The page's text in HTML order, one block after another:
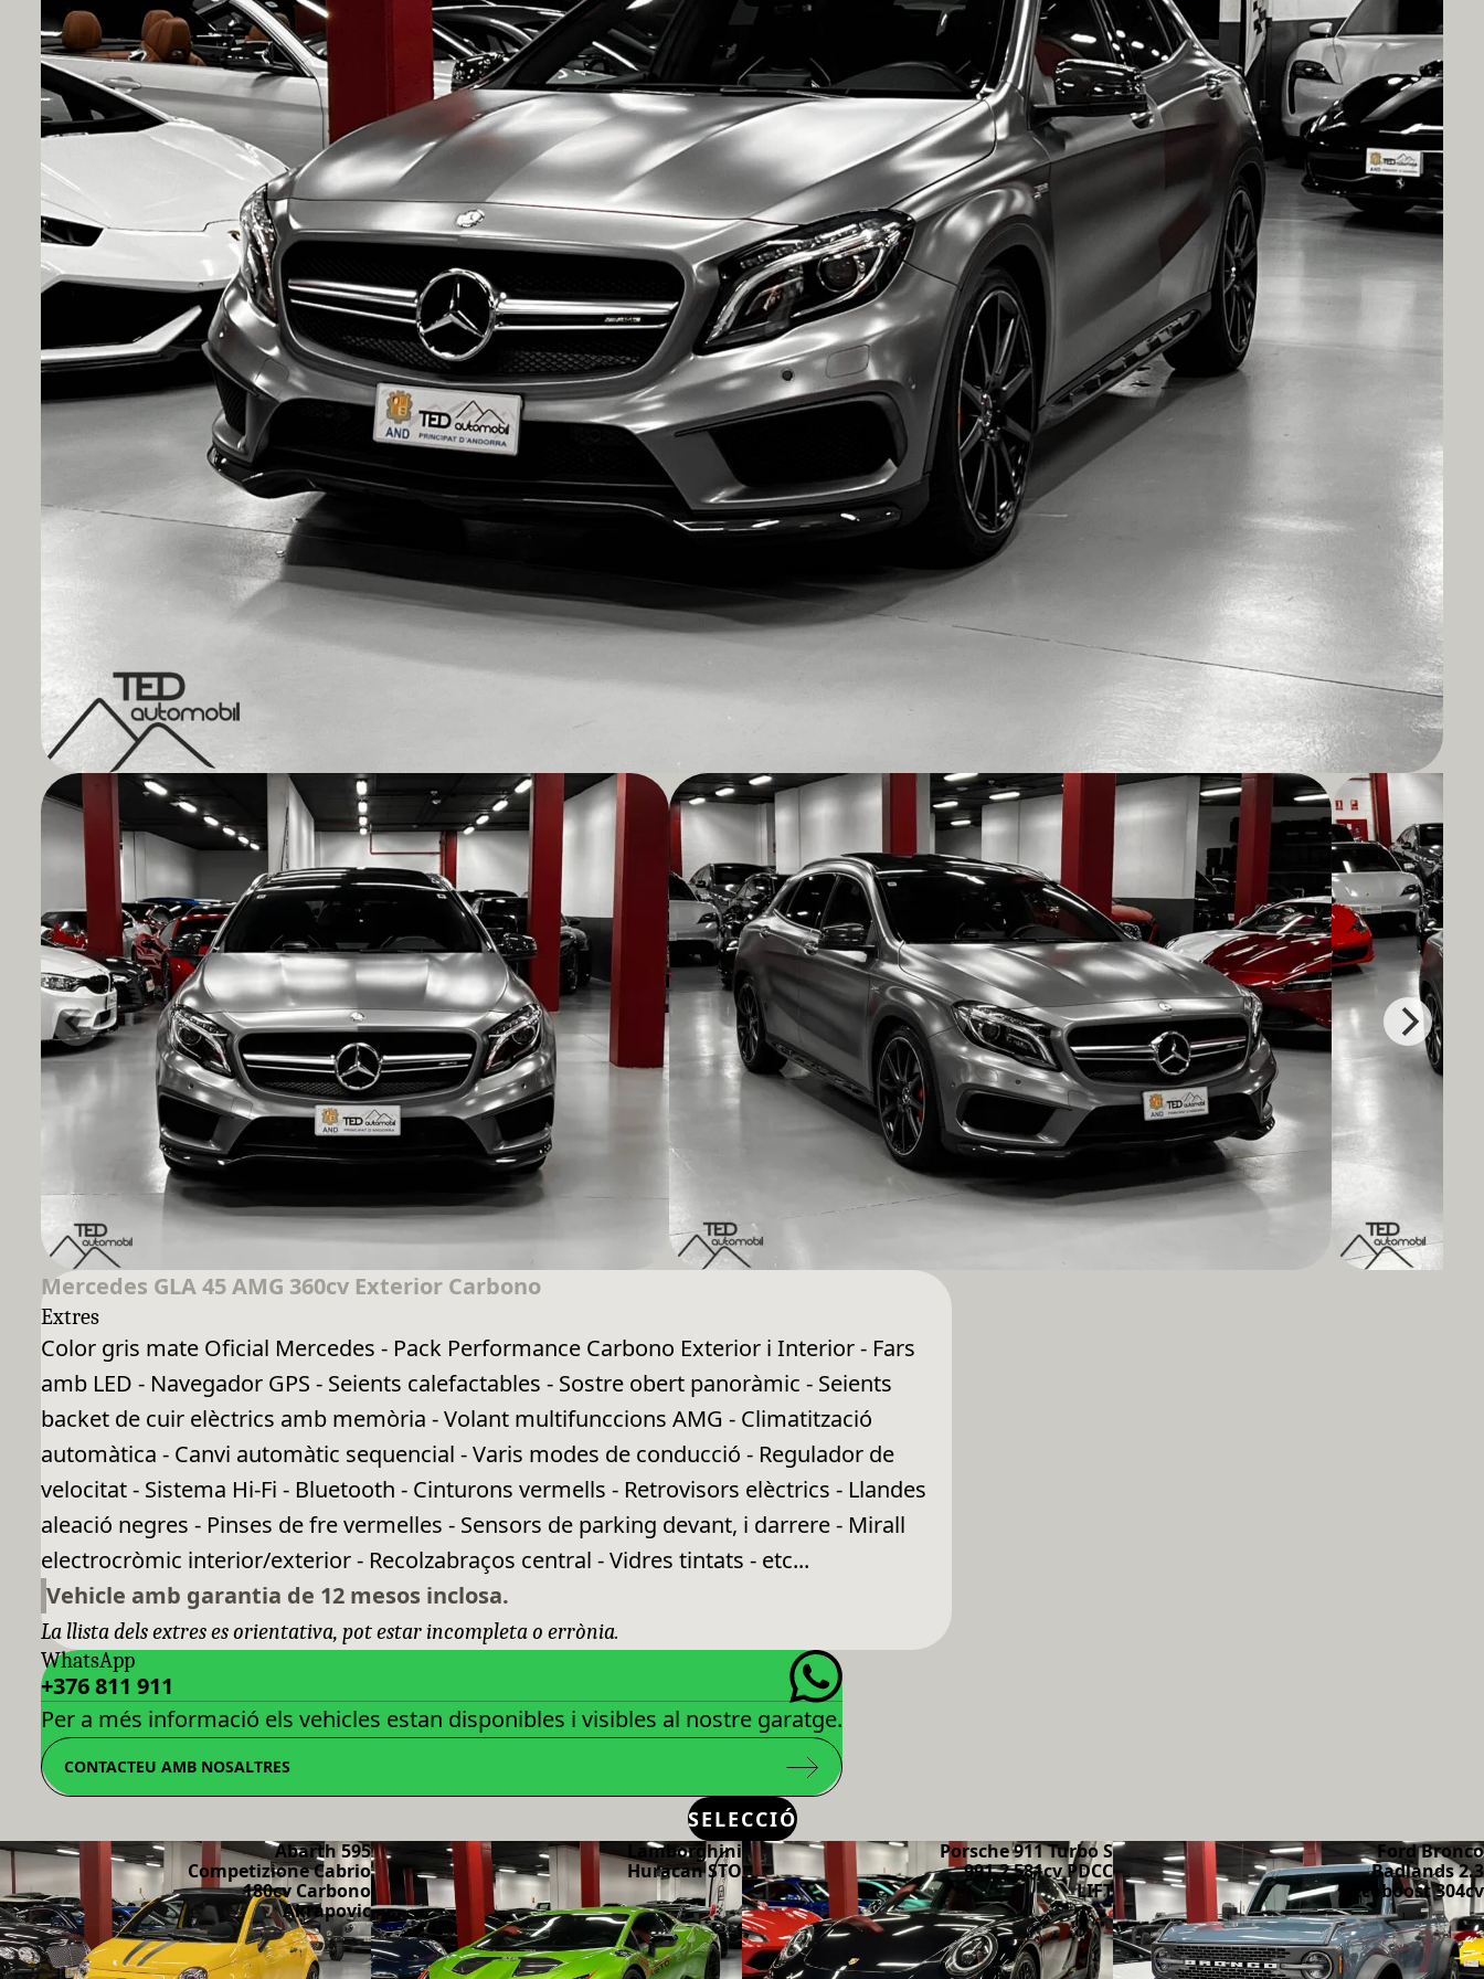
Mercedes GLA 45 AMG 360cv Exterior Carbono
Extres
Color gris mate Oficial Mercedes - Pack Performance Carbono Exterior i Interior - Fars
amb LED - Navegador GPS - Seients calefactables - Sostre obert panoràmic - Seients
backet de cuir elèctrics amb memòria - Volant multifunccions AMG - Climatització
automàtica - Canvi automàtic sequencial - Varis modes de conducció - Regulador de
velocitat - Sistema Hi-Fi - Bluetooth - Cinturons vermells - Retrovisors elèctrics - Llandes
aleació negres - Pinses de fre vermelles - Sensors de parking devant, i darrere - Mirall
electrocròmic interior/exterior - Recolzabraços central - Vidres tintats - etc...
Vehicle amb garantia de 12 mesos inclosa.
La llista dels extres es orientativa, pot estar incompleta o errònia.
WhatsApp
+376 811 911
Per a més informació els vehicles estan disponibles i visibles al nostre garatge.
CONTACTEU AMB NOSALTRES
SELECCIÓ
Abarth 595
Competizione Cabrio
180cv Carbono
Akrapovic
Lamborghini
Huracan STO
Porsche 911 Turbo S
991.2 581cv PDCC
LIFT
Ford Bronco
Badlands 2.3
Ecoboost 304cv